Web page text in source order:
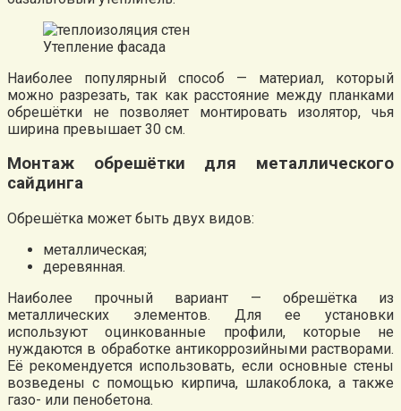
Утепление фасада
Наиболее популярный способ — материал, который
можно разрезать, так как расстояние между планками
обрешётки не позволяет монтировать изолятор, чья
ширина превышает 30 см.
Монтаж обрешётки для металлического
сайдинга
Обрешётка может быть двух видов:
металлическая;
деревянная.
Наиболее прочный вариант — обрешётка из
металлических элементов. Для ее установки
используют оцинкованные профили, которые не
нуждаются в обработке антикоррозийными растворами.
Её рекомендуется использовать, если основные стены
возведены с помощью кирпича, шлакоблока, а также
газо- или пенобетона.